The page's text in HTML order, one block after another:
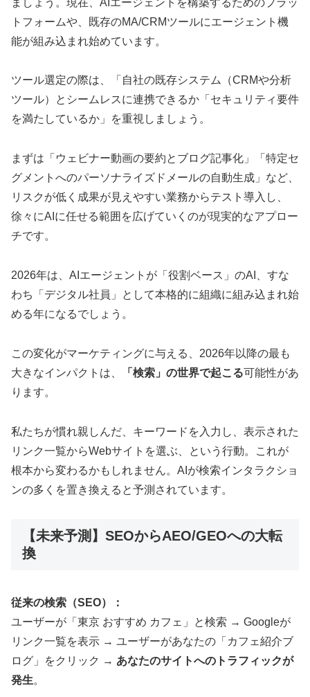
トフォームや、既存のMA/CRMツールにエージェント機
能が組み込まれ始めています。
ツール選定の際は、「自社の既存システム（CRMや分析
ツール）とシームレスに連携できるか「セキュリティ要件
を満たしているか」を重視しましょう。
まずは「ウェビナー動画の要約とブログ記事化」「特定セ
グメントへのパーソナライズドメールの自動生成」など、
リスクが低く成果が見えやすい業務からテスト導入し、
徐々にAIに任せる範囲を広げていくのが現実的なアプロー
チです。
2026年は、AIエージェントが「役割ベース」のAI、すな
わち「デジタル社員」として本格的に組織に組み込まれ始
める年になるでしょう。
この変化がマーケティングに与える、2026年以降の最も
大きなインパクトは、
「検索」の世界で起こる可能性があ
ります。
私たちが慣れ親しんだ、キーワードを入力し、表示された
リンク一覧からWebサイトを選ぶ、という行動。これが
根本から変わるかもしれません。AIが検索インタラクショ
ンの多くを置き換えると予測されています。
【未来予測】SEOからAEO/GEOへの大転
換
従来の検索（SEO）：
ユーザーが「東京 おすすめ カフェ」と検索 → Googleが
リンク一覧を表示 → ユーザーがあなたの「カフェ紹介ブ
ログ」をクリック → あなたのサイトへのトラフィックが
発生。